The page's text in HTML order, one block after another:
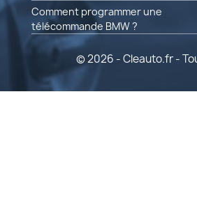
Comment programmer une
télécommande BMW ?
© 2026 - Cleauto.fr -